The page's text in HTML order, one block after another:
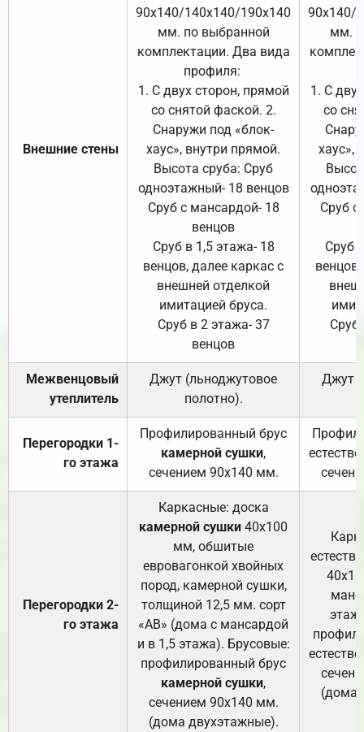
Внешние стены
90х140/140х140/190х140
мм. по выбранной
комплектации. Два вида
профиля:
1. С двух сторон, прямой
со снятой фаской. 2.
Снаружи под «блок-
хаус», внутри прямой.
Высота сруба: Сруб
одноэтажный- 18 венцов
Сруб с мансардой- 18
венцов
Сруб в 1,5 этажа- 18
венцов, далее каркас с
внешней отделкой
имитацией бруса.
Сруб в 2 этажа- 37
венцов
90х140/
мм.
1. С
со
хаус»,
Сруб с
Сруб
Сруб
Межвенцовый
утеплитель
Джут (льноджутовое
полотно).
Джут
Перегородки 1-
го этажа
Профилированный брус
камерной сушки,
сечением 90х140 мм.
Перегородки 2-
го этажа
Каркасные: доска
камерной сушки 40х100
мм, обшитые
евровагонкой хвойных
пород, камерной сушки,
толщиной 12,5 мм. сорт
«АВ» (дома с мансардой
и в 1,5 этажа). Брусовые:
профилированный брус
камерной сушки,
сечением 90х140 мм.
(дома двухэтажные).
(дома